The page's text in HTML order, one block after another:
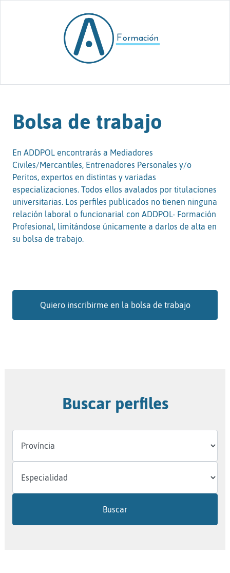
Bolsa de trabajo
En ADDPOL encontrarás a Mediadores
Civiles/Mercantiles, Entrenadores Personales y/o
Peritos, expertos en distintas y variadas
especializaciones. Todos ellos avalados por titulaciones
universitarias. Los perfiles publicados no tienen ninguna
relación laboral o funcionarial con ADDPOL- Formación
Profesional, limitándose únicamente a darlos de alta en
su bolsa de trabajo.
Quiero inscribirme en la bolsa de trabajo
Buscar perfiles
Buscar